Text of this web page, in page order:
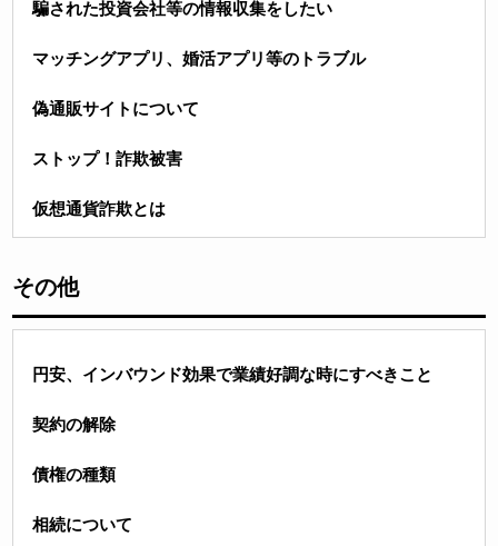
騙された投資会社等の情報収集をしたい
マッチングアプリ、婚活アプリ等のトラブル
偽通販サイトについて
ストップ！詐欺被害
仮想通貨詐欺とは
その他
円安、インバウンド効果で業績好調な時にすべきこと
契約の解除
債権の種類
相続について